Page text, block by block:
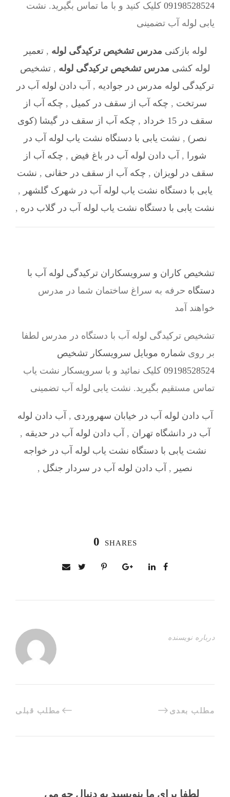
09198528524 کلیک کنید و با ما تماس بگیرید. نشت
یابی لوله آب تضمینی
لوله بازکنی مدرس تشخیص ترکیدگی لوله ,تعمیر
لوله کشی مدرس تشخیص ترکیدگی لوله , تشخیص
ترکیدگی لوله مدرس در جوادیه , آب دادن لوله آب در
سرتخت , چکه آب از سقف در کمیل , چکه آب از
سقف در 15 خرداد
, چکه آب از سقف در گیشا (کوی
نصر) , نشت یابی با دستگاه نشت یاب لوله آب در
شورا
, آب دادن لوله آب در باغ فیض , چکه آب از
سقف در لویزان , چکه آب از سقف در حقانی , نشت
یابی با دستگاه نشت یاب لوله آب در شهرک گلشهر ,
نشت یابی با دستگاه نشت یاب لوله آب در گلاب دره ,
تشخیص کاران و سرویسکاران ترکیدگی لوله آب با
دستگاه حرفه به سراغ ساختمان شما در مدرس
خواهند آمد
تشخیص ترکیدگی لوله آب با دستگاه در مدرس لطفا
بر روی شماره موبایل سرویسکار تشخیص
09198528524 کلیک نمائید و با سرویسکار نشت یاب
تماس مستقیم بگیرید. نشت یابی لوله آب تضمینی
آب دادن لوله آب در خیابان سهروردی , آب دادن لوله
آب در دانشگاه تهران , آب دادن لوله آب در حدیقه ,
نشت یابی با دستگاه نشت یاب لوله آب در خواجه
نصیر , آب دادن لوله آب در سردار جنگل ,
0 SHARES
درباره نویسنده
مطلب قبلی مطلب بعدی
لطفا برای ما بنویسید به دنبال چه می